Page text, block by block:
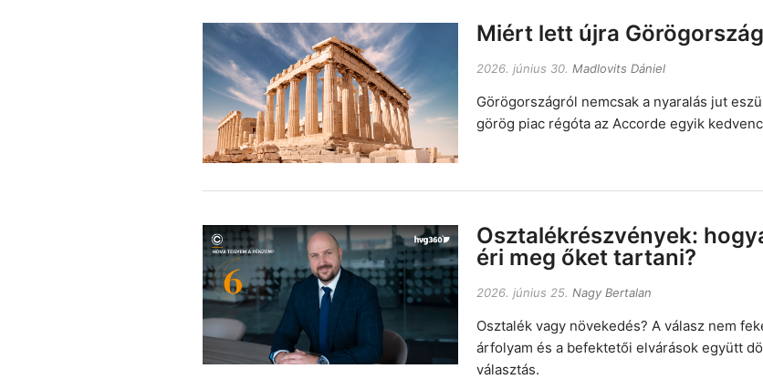
Miért lett újra
2026. június 30. Madlovits Dániel
Görögországról nemcsak a nyaralás jut
görög piac régóta az Accorde egyik
Osztalékrészvények:
éri meg őket tartani?
2026. június 25. Nagy Bertalan
Osztalék vagy növekedés? A válasz nem
árfolyam és a befektetői elvárások együtt
választás.